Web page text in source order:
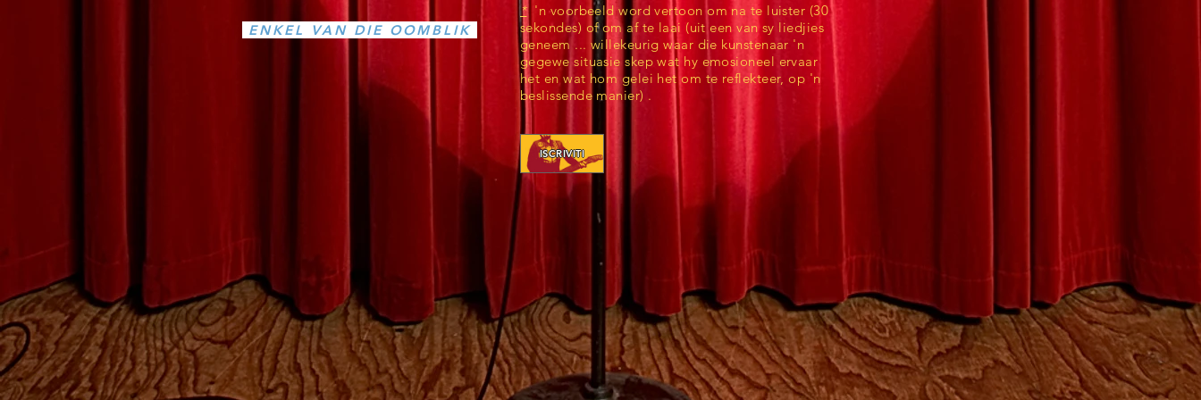
ENKEL VAN DIE OOMBLIK
*'n voorbeeld word vertoon om na te luister (30
sekondes) of om af te laai (uit een van sy liedjies
geneem ... willekeurig waar die kunstenaar 'n
gegewe situasie skep wat hy emosioneel ervaar
het en wat hom gelei het om te reflekteer, op 'n
beslissende manier) .
ISCRIVITI